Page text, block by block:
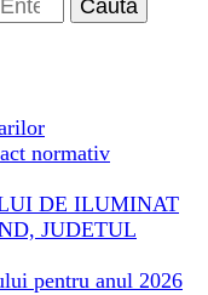
normativ
DE ILUMINAT
JUDETUL
pentru anul 2026